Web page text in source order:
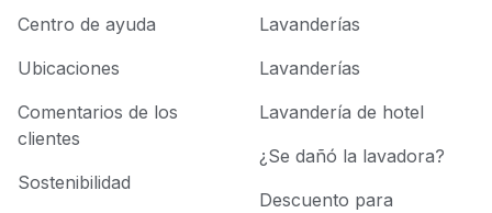
Centro de ayuda
Ubicaciones
Comentarios de los
clientes
Sostenibilidad
Lavanderías
Lavanderías
Lavandería de hotel
¿Se dañó la lavadora?
Descuento para